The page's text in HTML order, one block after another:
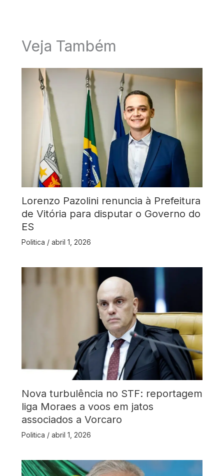
Veja Também
Lorenzo Pazolini renuncia à Prefeitura
de Vitória para disputar o Governo do
ES
Politica / abril 1, 2026
Nova turbulência no STF: reportagem
liga Moraes a voos em jatos
associados a Vorcaro
Politica / abril 1, 2026